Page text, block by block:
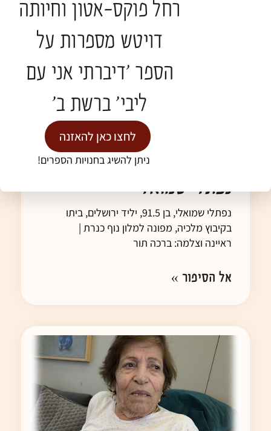
נפתלי שמואלי
נפתלי שמואלי, בן 91.5, יליד ירושלים, ביתו
בקיבוץ מלכיה, מפונה למלון נוף כנרת |
ראיינה וצלמה: ברכה תור
אל הסיפור »
רחל פוקס-אטון וחיותה
דויטש מספרות על
הספר 'דיברתי אני עם
ליבי' ברשת ב'
לחצו כאן להאזנה
ניתן להשיג בחנויות הספרים!